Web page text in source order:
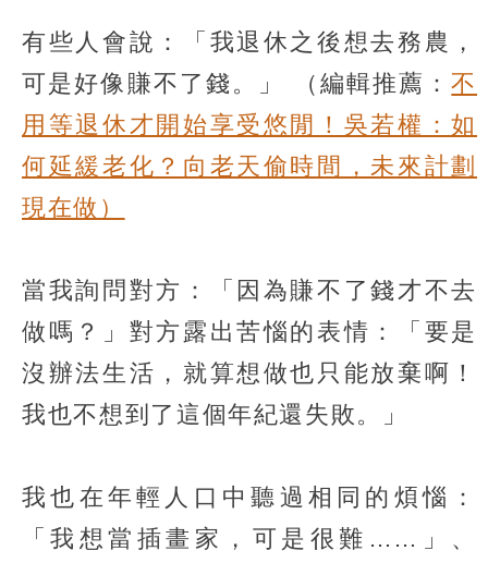
有些人會說：「我退休之後想去務農，
可是好像賺不了錢。」
（編輯推薦：不
用等退休才開始享受悠閒！吳若權：如
何延緩老化？向老天偷時間，未來計劃
現在做）
當我詢問對方：「因為賺不了錢才不去
做嗎？」對方露出苦惱的表情：「要是
沒辦法生活，就算想做也只能放棄啊！
我也不想到了這個年紀還失敗。」
我也在年輕人口中聽過相同的煩惱：
「我想當插畫家，可是很難……」、